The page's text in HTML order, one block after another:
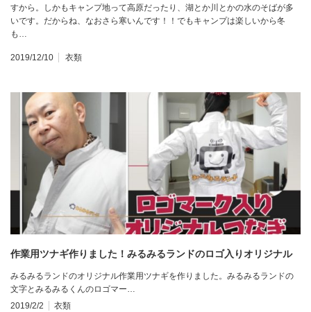
すから。しかもキャンプ地って高原だったり、湖とか川とかの水のそばが多
いです。だからね、なおさら寒いんです！！でもキャンプは楽しいから冬
も…
2019/12/10 衣類
作業用ツナギ作りました！みるみるランドのロゴ入りオリジナル
みるみるランドのオリジナル作業用ツナギを作りました。みるみるランドの
文字とみるみるくんのロゴマー…
2019/2/2
衣類